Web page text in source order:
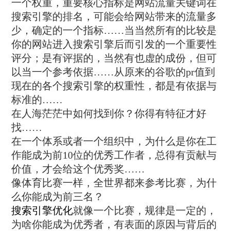
一个权重，重要核心指标是网站流量关键词在
搜索引擎的排名，可能会给网站带来的流量多
少，确定的一个指标……当当然所有的比较是
你的网站进入搜索引擎后而引发的一个重要性
评分；是有评据的，当然有也虚的成份，但可
以当一个参考依据……从原来的谷歌的pr值到
现在的各个搜索引擎的权重性，都是有依据与
标准的……
在人海茫茫中如何找到你？你得有特征才好
找……
在一个体系或者一个组织中，为什么是你在工
作能成为前10位的优秀工作者，总得有贡献与
价值，才会给这个优秀奖……
像体育比赛一样，全世界都来参考比赛，为什
么你能成为前三名？
搜索引擎优化就像一个比赛，规律是一定的，
为啥你能成为优秀者，有表面的原因与背后的